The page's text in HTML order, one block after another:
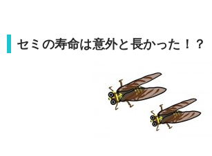
セミの寿命は意外と長かった！？